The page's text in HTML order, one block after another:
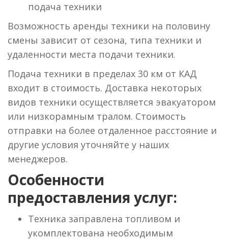
подача техники
Возможность аренды техники на половину
смены зависит от сезона, типа техники и
удаленности места подачи техники.
Подача техники в пределах 30 км от КАД
входит в стоимость. Доставка некоторых
видов техники осуществляется эвакуатором
или низкорамным тралом. Стоимость
отправки на более отдаленное расстояние и
другие условия уточняйте у наших
менеджеров.
Особенности
предоставления услуг:
Техника заправлена топливом и
укомплектована необходимым